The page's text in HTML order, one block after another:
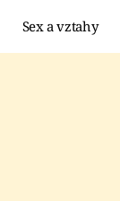
Sex a vztahy